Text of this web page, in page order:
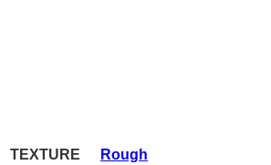
TEXTURE Rough